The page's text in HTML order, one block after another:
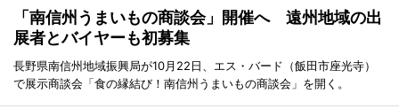
「南信州うまいもの商談会」開催へ 遠州地域の出
展者とバイヤーも初募集
長野県南信州地域振興局が10月22日、エス・バード（飯田市座光寺）
で展示商談会「食の縁結び！南信州うまいもの商談会」を開く。